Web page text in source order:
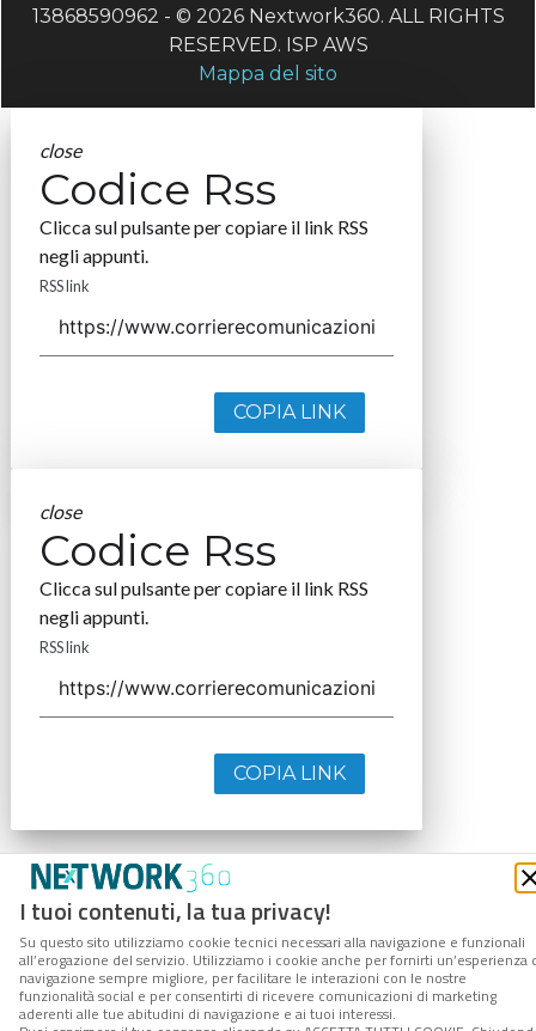
I tuoi contenuti, la tua privacy!
Su questo sito utilizziamo cookie tecnici necessari alla navigazione e funzionali
all’erogazione del servizio. Utilizziamo i cookie anche per fornirti un’esperienza
navigazione sempre migliore, per facilitare le interazioni con le nostre
funzionalità social e per consentirti di ricevere comunicazioni di marketing
aderenti alle tue abitudini di navigazione e ai tuoi interessi.
13868590962 - © 2026 Nextwork360. ALL RIGHTS
RESERVED. ISP AWS
Mappa del sito
close
Codice Rss
Clicca sul pulsante per copiare il link RSS
negli appunti.
RSS link
COPIA LINK
close
Codice Rss
Clicca sul pulsante per copiare il link RSS
negli appunti.
RSS link
COPIA LINK